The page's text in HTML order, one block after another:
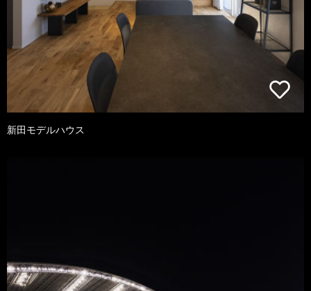
新田モデルハウス